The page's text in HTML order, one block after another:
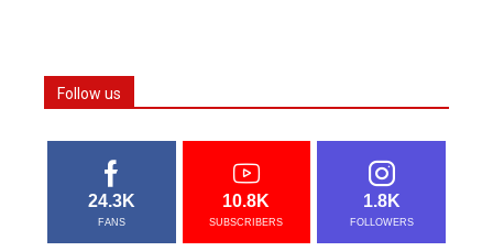
Follow us
24.3K
FANS
10.8K
SUBSCRIBERS
1.8K
FOLLOWERS